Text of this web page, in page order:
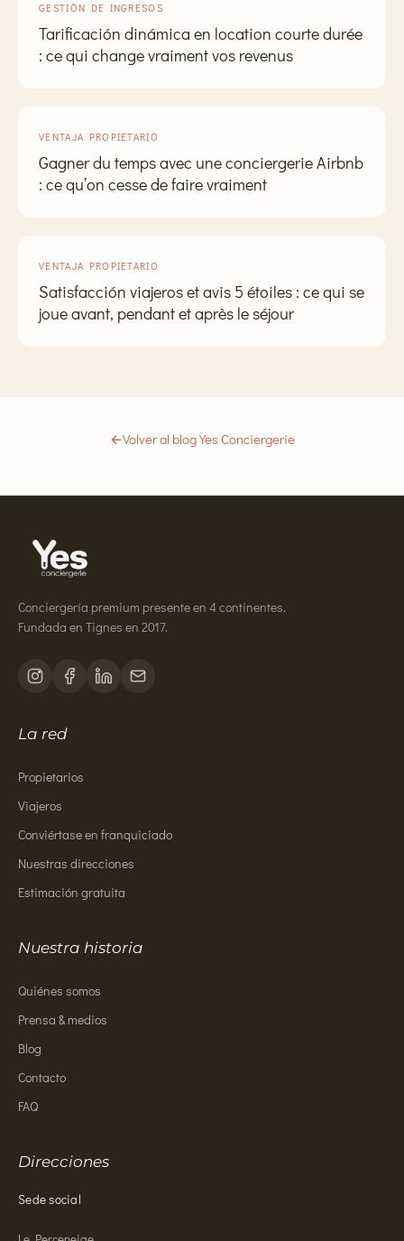
GESTIÓN DE INGRESOS
Tarificación dinámica en location courte durée
: ce qui change vraiment vos revenus
VENTAJA PROPIETARIO
Gagner du temps avec une conciergerie Airbnb
: ce qu’on cesse de faire vraiment
VENTAJA PROPIETARIO
Satisfacción viajeros et avis 5 étoiles : ce qui se
joue avant, pendant et après le séjour
←Volver al blog Yes Conciergerie
Conciergería premium presente en 4 continentes.
Fundada en Tignes en 2017.
La red
Propietarios
Viajeros
Conviértase en franquiciado
Nuestras direcciones
Estimación gratuita
Nuestra historia
Quiénes somos
Prensa & medios
Blog
Contacto
FAQ
Direcciones
Sede social